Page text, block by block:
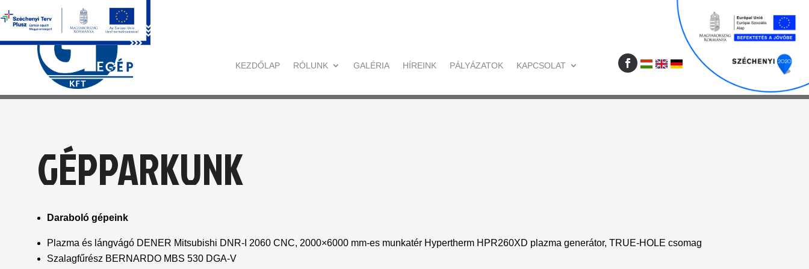
KEZDŐLAP RÓLUNK GALÉRIA HÍREINK PÁLYÁZATOK KAPCSOLAT
GÉPPARKUNK
Daraboló gépeink
Plazma és lángvágó DENER Mitsubishi DNR-I 2060 CNC, 2000×6000 mm-es munkatér Hypertherm HPR260XD plazma generátor, TRUE-HOLE csomag
Szalagfűrész BERNARDO MBS 530 DGA-V